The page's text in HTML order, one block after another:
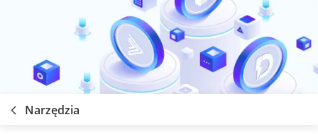
Narzędzia